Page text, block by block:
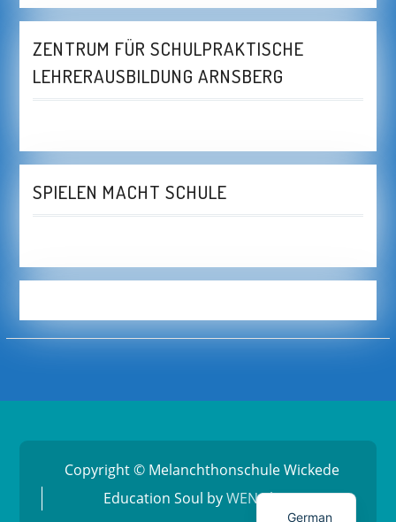
ZENTRUM FÜR SCHULPRAKTISCHE
LEHRERAUSBILDUNG ARNSBERG
SPIELEN MACHT SCHULE
Copyright © Melanchthonschule Wickede
Education Soul byWEN Themes
German